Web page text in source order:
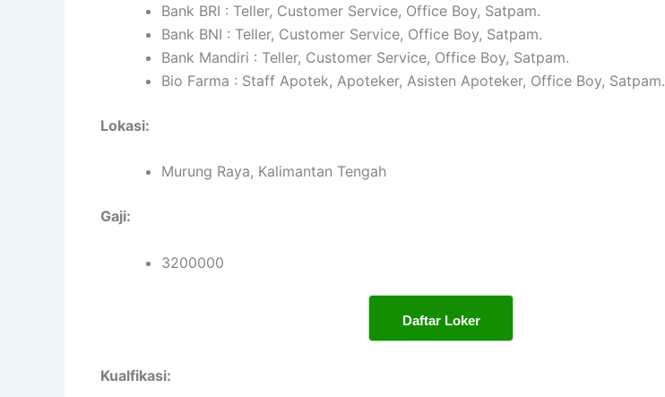
Bank BRI : Teller, Customer Service, Office Boy, Satpam.
Bank BNI : Teller, Customer Service, Office Boy, Satpam.
Bank Mandiri : Teller, Customer Service, Office Boy, Satpam.
Bio Farma : Staff Apotek, Apoteker, Asisten Apoteker, Office Boy, Satpam.
Lokasi:
Murung Raya, Kalimantan Tengah
Gaji:
3200000
Daftar Loker
Kualfikasi: